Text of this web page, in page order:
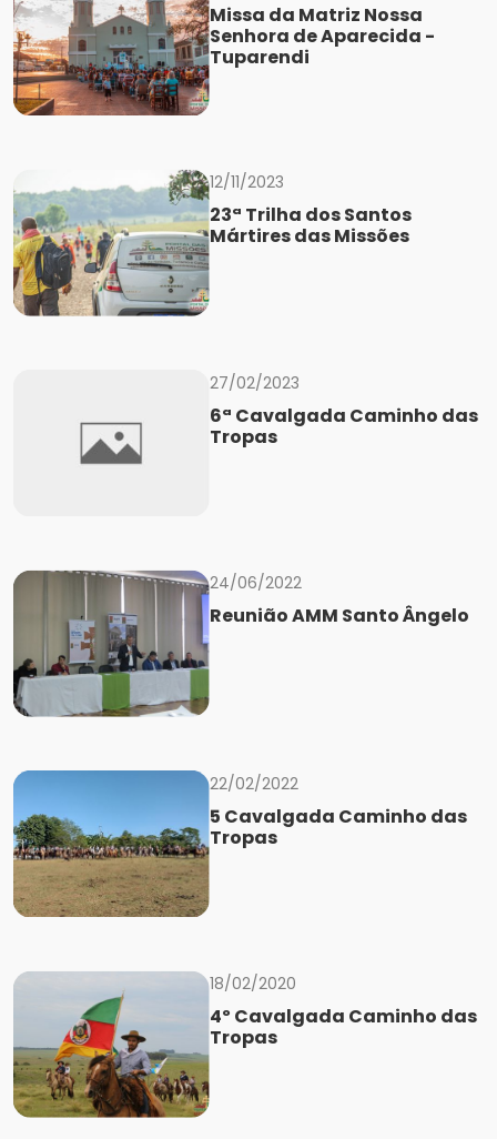
Missa da Matriz Nossa
Senhora de Aparecida -
Tuparendi
12/11/2023
23ª Trilha dos Santos
Mártires das Missões
27/02/2023
6ª Cavalgada Caminho das
Tropas
24/06/2022
Reunião AMM Santo Ângelo
22/02/2022
5 Cavalgada Caminho das
Tropas
18/02/2020
4º Cavalgada Caminho das
Tropas